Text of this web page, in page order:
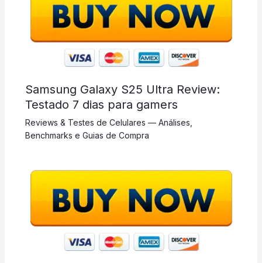
Samsung Galaxy S25 Ultra Review:
Testado 7 dias para gamers
Reviews & Testes de Celulares — Análises,
Benchmarks e Guias de Compra